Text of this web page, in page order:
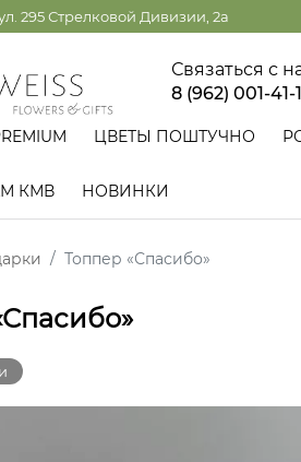
295 Стрелковой Дивизии, 2а
Связаться с
8 (962) 001-41-
ЦВЕТЫ ПОШТУЧНО
КМВ НОВИНКИ
Топпер «Спасибо»